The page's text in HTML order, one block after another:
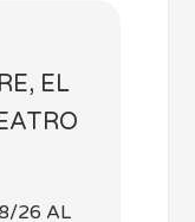
EL
26 AL